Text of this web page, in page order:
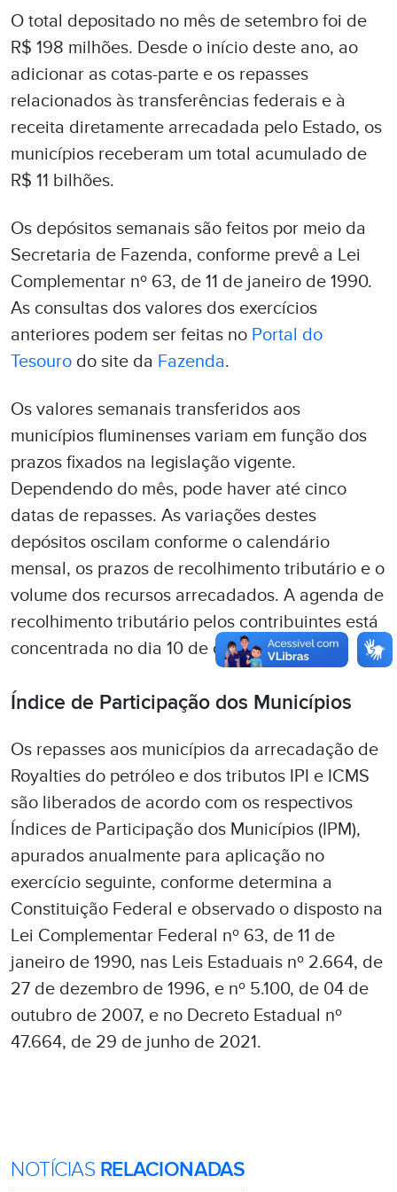
O total depositado no mês de setembro foi de
R$ 198 milhões. Desde o início deste ano, ao
adicionar as cotas-parte e os repasses
relacionados às transferências federais e à
receita diretamente arrecadada pelo Estado, os
municípios receberam um total acumulado de
R$ 11 bilhões.
Os depósitos semanais são feitos por meio da
Secretaria de Fazenda, conforme prevê a Lei
Complementar nº 63, de 11 de janeiro de 1990.
As consultas dos valores dos exercícios
anteriores podem ser feitas no Portal do
Tesouro do site da Fazenda.
Os valores semanais transferidos aos
municípios fluminenses variam em função dos
prazos fixados na legislação vigente.
Dependendo do mês, pode haver até cinco
datas de repasses. As variações destes
depósitos oscilam conforme o calendário
mensal, os prazos de recolhimento tributário e o
volume dos recursos arrecadados. A agenda de
recolhimento tributário pelos contribuintes está
concentrada no dia 10 de cada mês.
Índice de Participação dos Municípios
Os repasses aos municípios da arrecadação de
Royalties do petróleo e dos tributos IPI e ICMS
são liberados de acordo com os respectivos
Índices de Participação dos Municípios (IPM),
apurados anualmente para aplicação no
exercício seguinte, conforme determina a
Constituição Federal e observado o disposto na
Lei Complementar Federal nº 63, de 11 de
janeiro de 1990, nas Leis Estaduais nº 2.664, de
27 de dezembro de 1996, e nº 5.100, de 04 de
outubro de 2007, e no Decreto Estadual nº
47.664, de 29 de junho de 2021.
NOTÍCIAS RELACIONADAS